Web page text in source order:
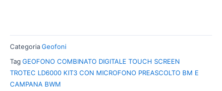
CategoriaGeofoni
Tag GEOFONO COMBINATO DIGITALE TOUCH SCREEN
TROTEC LD6000 KIT3 CON MICROFONO PREASCOLTO BM E
CAMPANA BWM